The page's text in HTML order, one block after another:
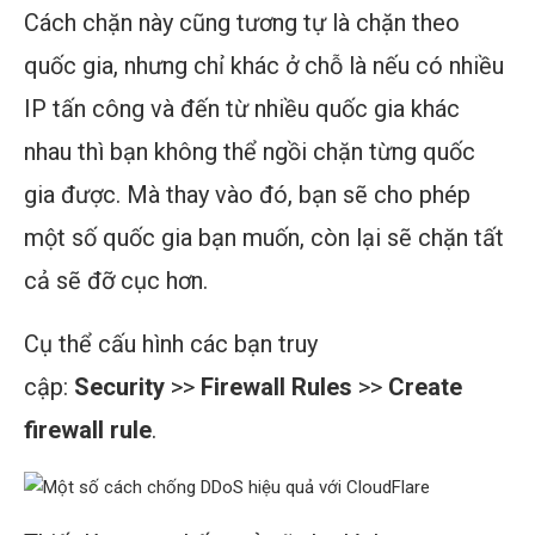
Cách chặn này cũng tương tự là chặn theo
quốc gia, nhưng chỉ khác ở chỗ là nếu có nhiều
IP tấn công và đến từ nhiều quốc gia khác
nhau thì bạn không thể ngồi chặn từng quốc
gia được. Mà thay vào đó, bạn sẽ cho phép
một số quốc gia bạn muốn, còn lại sẽ chặn tất
cả sẽ đỡ cục hơn.
Cụ thể cấu hình các bạn truy
cập: Security >> Firewall Rules >> Create
firewall rule.